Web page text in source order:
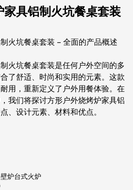
家具铝制火坑餐桌套装
火坑餐桌套装 - 全面的产品概述
火坑餐桌套装是任何户外空间的多
了舒适、时尚和实用的元素。这款
用，重新定义了户外用餐体验。在
我们将探讨方形户外烧烤炉家具铝
、设计元素、材料和优点。
炉台式火炉